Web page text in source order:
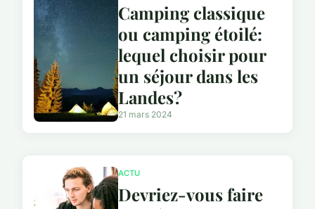
Camping classique
ou camping étoilé:
lequel choisir pour
un séjour dans les
Landes?
21 mars 2024
ACTU
Devriez-vous faire